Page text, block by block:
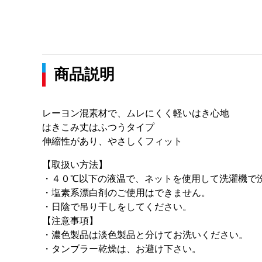
商品説明
レーヨン混素材で、ムレにくく軽いはき心地
はきこみ丈はふつうタイプ
伸縮性があり、やさしくフィット
【取扱い方法】
・４０℃以下の液温で、ネットを使用して洗濯機で
・塩素系漂白剤のご使用はできません。
・日陰で吊り干しをしてください。
【注意事項】
・濃色製品は淡色製品と分けてお洗いください。
・タンブラー乾燥は、お避け下さい。